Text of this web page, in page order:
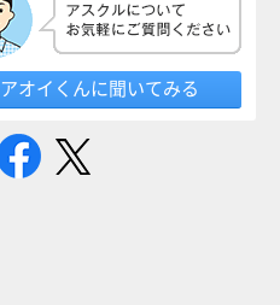
アオイくんに聞いてみる